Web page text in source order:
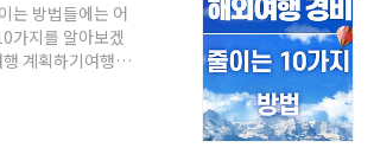
는 방법들에는 어
가지를 알아보겠
계획하기여행을
. 이를 피하고 나